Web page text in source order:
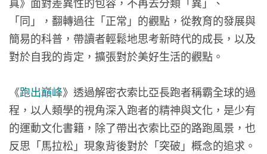
「同」，翻轉過往「正常」的觀點，從教育的發展與
簡易的科普，帶讀者輕鬆地思考新時代的成長，以及
對於自我的肯定，擴張對於美好生活的觀點。
《跑出巔峰》透過解密衣索比亞長跑者稱霸全球的過
程，以人類學的視角深入跑者的精神與文化，是少有
的運動文化書籍，除了帶出衣索比亞的路跑風景，也
反思「馬拉松」現象背後對於「突破」概念的追求。